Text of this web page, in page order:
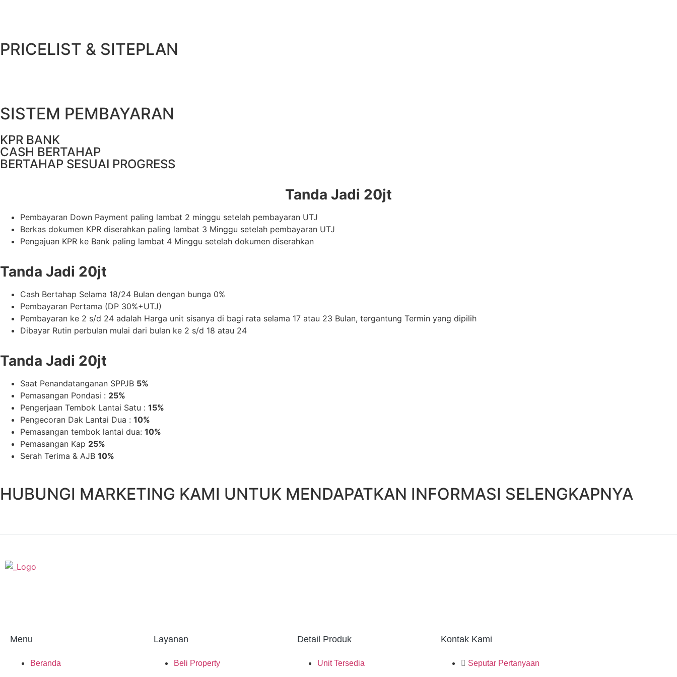
PRICELIST & SITEPLAN
SISTEM PEMBAYARAN
KPR BANK
CASH BERTAHAP
BERTAHAP SESUAI PROGRESS
Tanda Jadi 20jt
Pembayaran Down Payment paling lambat 2 minggu setelah pembayaran UTJ
Berkas dokumen KPR diserahkan paling lambat 3 Minggu setelah pembayaran UTJ
Pengajuan KPR ke Bank paling lambat 4 Minggu setelah dokumen diserahkan
Tanda Jadi 20jt
Cash Bertahap Selama 18/24 Bulan dengan bunga 0%
Pembayaran Pertama (DP 30%+UTJ)
Pembayaran ke 2 s/d 24 adalah Harga unit sisanya di bagi rata selama 17 atau 23 Bulan, tergantung Termin yang dipilih
Dibayar Rutin perbulan mulai dari bulan ke 2 s/d 18 atau 24
Tanda Jadi 20jt
Saat Penandatanganan SPPJB 5%
Pemasangan Pondasi : 25%
Pengerjaan Tembok Lantai Satu : 15%
Pengecoran Dak Lantai Dua : 10%
Pemasangan tembok lantai dua: 10%
Pemasangan Kap 25%
Serah Terima & AJB 10%
HUBUNGI MARKETING KAMI UNTUK MENDAPATKAN INFORMASI SELENGKAPNYA
Menu
Beranda
Layanan
Beli Property
Detail Produk
Unit Tersedia
Kontak Kami
Seputar Pertanyaan